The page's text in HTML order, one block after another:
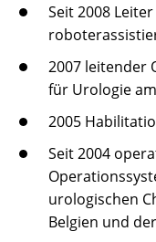
Seit 2008
2007 leitender
für Urologie
2005
Seit 2004
urologischen
Belgien und